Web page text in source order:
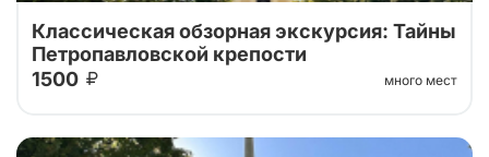
Классическая обзорная экскурсия: Тайны
Петропавловской крепости
1500
много мест